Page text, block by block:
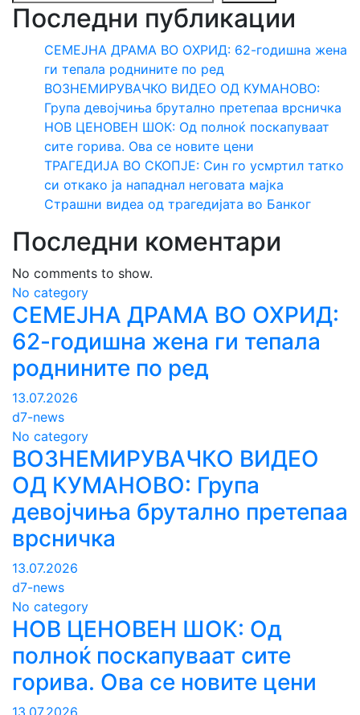
Последни публикации
СЕМЕЈНА ДРАМА ВО ОХРИД: 62-годишна жена
ги тепала роднините по ред
ВОЗНЕМИРУВАЧКО ВИДЕО ОД КУМАНОВО:
Група девојчиња брутално претепаа врсничка
НОВ ЦЕНОВЕН ШОК: Од полноќ поскапуваат
сите горива. Ова се новите цени
ТРАГЕДИЈА ВО СКОПЈЕ: Син го усмртил татко
си откако ја нападнал неговата мајка
Страшни видеа од трагедијата во Банког
Последни коментари
No comments to show.
No category
СЕМЕЈНА ДРАМА ВО ОХРИД:
62-годишна жена ги тепала
роднините по ред
13.07.2026
d7-news
No category
ВОЗНЕМИРУВАЧКО ВИДЕО
ОД КУМАНОВО: Група
девојчиња брутално претепаа
врсничка
13.07.2026
d7-news
No category
НОВ ЦЕНОВЕН ШОК: Од
полноќ поскапуваат сите
горива. Ова се новите цени
13.07.2026